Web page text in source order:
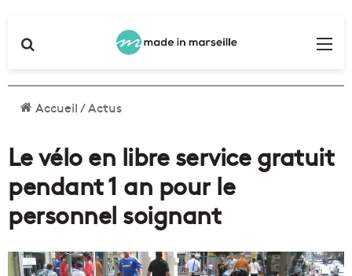
Accueil/Actus
Le vélo en libre service gratuit
pendant 1 an pour le
personnel soignant